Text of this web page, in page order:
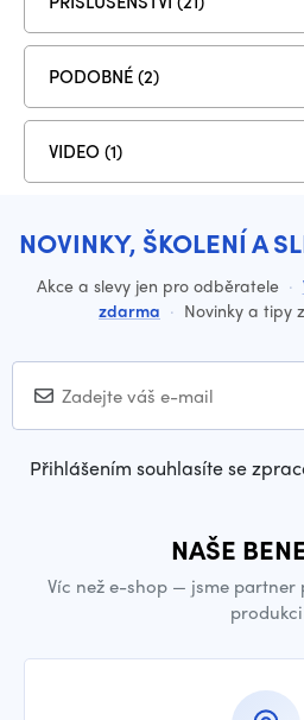
PODOBNÉ (2)
VIDEO (1)
NOVINKY, ŠKOLENÍ A
Akce a slevy jen pro odběratele ·
zdarma · Novinky a tipy
Přihlášením souhlasíte se
NAŠE
Víc než e-shop — jsme
produkci